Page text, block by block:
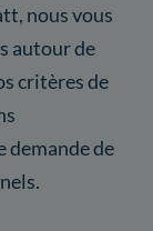
nous vous
autour de
critères de
demande de